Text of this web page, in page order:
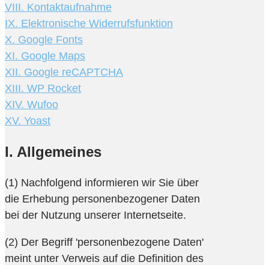
VIII. Kontaktaufnahme
IX. Elektronische Widerrufsfunktion
X. Google Fonts
XI. Google Maps
XII. Google reCAPTCHA
XIII. WP Rocket
XIV. Wufoo
XV. Yoast
I. Allgemeines
(1) Nachfolgend informieren wir Sie über
die Erhebung personenbezogener Daten
bei der Nutzung unserer Internetseite.
(2) Der Begriff 'personenbezogene Daten'
meint unter Verweis auf die Definition des